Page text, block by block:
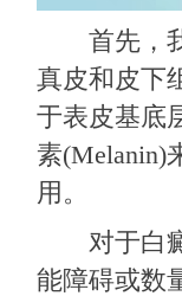
首先，我
真皮和皮下
于表皮基底
素(Melanin)
用。
对于白癜
能障碍或数